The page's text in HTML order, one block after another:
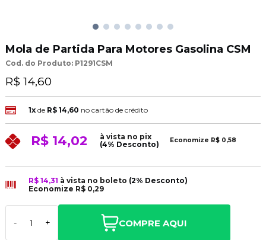
Mola de Partida Para Motores Gasolina CSM
Cod. do Produto: P1291CSM
R$ 14,60
1xde R$ 14,60 no cartão de crédito
R$ 14,02
à vista no pix
(4% Desconto)
Economize R$ 0,58
R$ 14,31 à vista no boleto (2% Desconto)
Economize R$ 0,29
- + COMPRE AQUI